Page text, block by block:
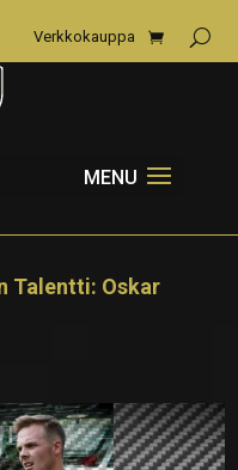
Verkkokauppa
Talentti: Oskar